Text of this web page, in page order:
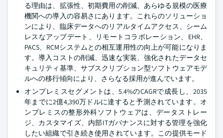
る理由は、拡張性、初期費用の削減、あらゆる規模の医療
機関への導入の容易さにあります。これらのソリューショ
ンにより、臨床データへのリアルタイムアクセス、シーム
レスなアップデート、リモートコラボレーション、EHR、
PACS、RCMシステムとの相互運用性の向上が可能になりま
す。導入コストの削減、迅速な実装、強化されたデータセ
キュリティ基準、サブスクリプション型ソフトウェアモデ
ルへの移行傾向により、さらなる採用が進んでいます。
オンプレミスセグメントは、5.4%のCAGRで成長し、2035
年までに2億4,390万ドルに達すると予測されています。オ
ンプレミスの整形外科ソフトウェアは、データストレー
ジ、カスタマイズ、内部ITガバナンスに対する管理を強化
したい組織で引き続き使用されています。この提供モード